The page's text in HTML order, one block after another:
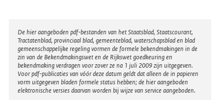
Disclaimer
De hier aangeboden pdf-bestanden van het Staatsblad, Staatscourant,
Tractatenblad, provinciaal blad, gemeenteblad, waterschapsblad en blad
gemeenschappelijke regeling vormen de formele bekendmakingen in de
zin van de Bekendmakingswet en de Rijkswet goedkeuring en
bekendmaking verdragen voor zover ze na 1 juli 2009 zijn uitgegeven.
Voor pdf-publicaties van vóór deze datum geldt dat alleen de in papieren
vorm uitgegeven bladen formele status hebben; de hier aangeboden
elektronische versies daarvan worden bij wijze van service aangeboden.